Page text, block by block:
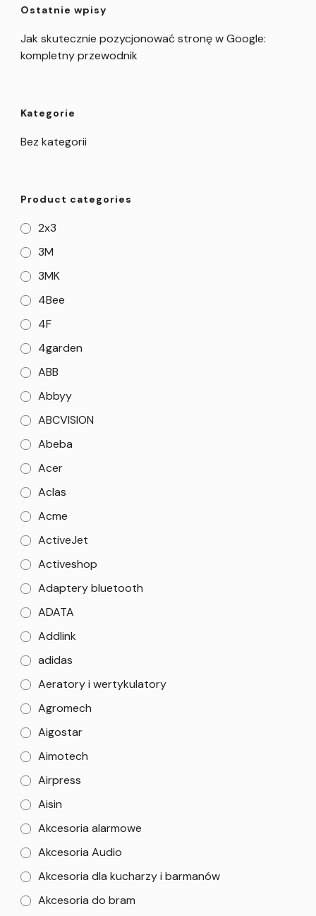
Ostatnie wpisy
Jak skutecznie pozycjonować stronę w Google:
kompletny przewodnik
Kategorie
Bez kategorii
Product categories
2x3
3M
3MK
4Bee
4F
4garden
ABB
Abbyy
ABCVISION
Abeba
Acer
Aclas
Acme
ActiveJet
Activeshop
Adaptery bluetooth
ADATA
Addlink
adidas
Aeratory i wertykulatory
Agromech
Aigostar
Aimotech
Airpress
Aisin
Akcesoria alarmowe
Akcesoria Audio
Akcesoria dla kucharzy i barmanów
Akcesoria do bram